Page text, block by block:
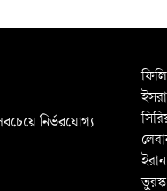
নির্ভরযোগ্য
ইরান
তুরস্ক